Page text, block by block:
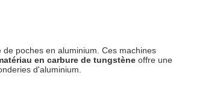
poches en aluminium. Ces machines
en carbure de tungstène offre une
d'aluminium.